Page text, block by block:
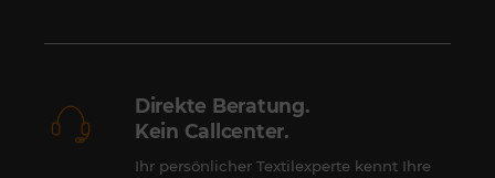
Direkte Beratung.
Kein Callcenter.
Ihr persönlicher Textilexperte kennt Ihre